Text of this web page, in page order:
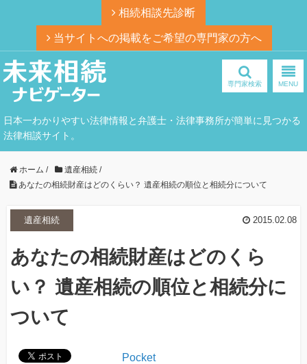
相続相談先診断
当サイトへの掲載をご希望の専門家の方へ
日本一わかりやすい法律情報と弁護士・法律事務所が簡単に見つかる
法律相談サイト。
専門家検索 MENU
ホーム / 遺産相続 /
あなたの相続財産はどのくらい？ 遺産相続の順位と相続分について
遺産相続 2015.02.08
あなたの相続財産はどのくら
い？ 遺産相続の順位と相続分に
ついて
Pocket